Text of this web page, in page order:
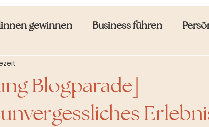
gewinnen Business führen
Blogparade]